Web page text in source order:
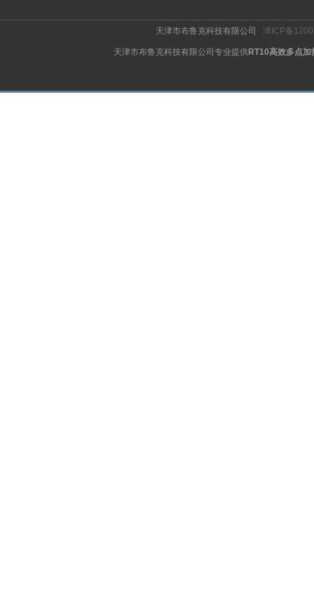
天津市布鲁克科技有限公司 津ICP备
天津市布鲁克科技有限公司专业提供RT10高效多点